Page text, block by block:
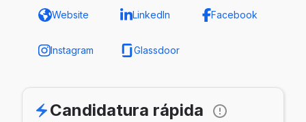
Website LinkedIn Facebook
Instagram Glassdoor
Candidatura rápida